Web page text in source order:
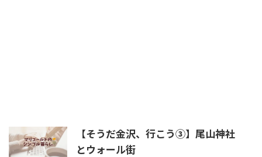
【そうだ金沢、行こう③】尾山神社
とウォール街